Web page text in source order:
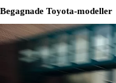
Begagnade Toyota-modeller